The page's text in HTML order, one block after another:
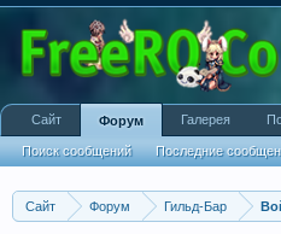
Сайт Форум Гильд-Бар
Сайт Форум
Поиск сообщений Последние
Галерея